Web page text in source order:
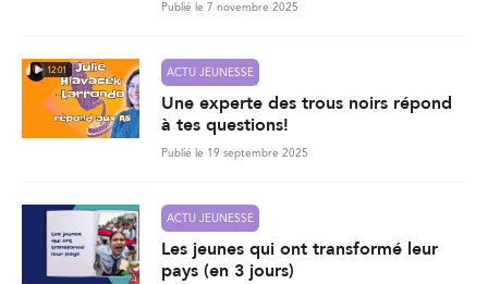
Publié le 7 novembre 2025
12:01 ACTU JEUNESSE
Une experte des trous noirs répond
à tes questions!
Publié le 19 septembre 2025
ACTU JEUNESSE
Les jeunes qui ont transformé leur
pays (en 3 jours)